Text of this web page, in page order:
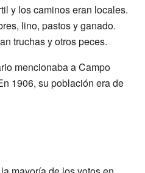
y los caminos eran locales.
lino, pastos y ganado.
truchas y otros peces.
mencionaba a Campo
1906, su población era de